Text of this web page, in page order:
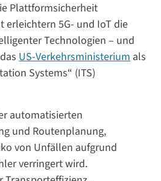
Plattformsicherheit
erleichtern 5G- und IoT die
Technologien – und
US-Verkehrsministerium als
Systems“ (ITS)
automatisierten
und Routenplanung,
von Unfällen aufgrund
verringert wird.